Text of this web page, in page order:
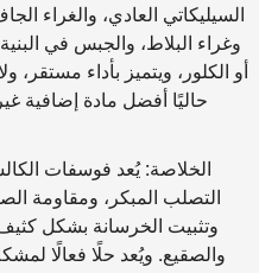
السيليكاتي العادي، والغراء
وغراء البلاط، والجبس في
أو الكلور، ويتميز بأداء مستقر،
حاليًا أفضل مادة إضافية
الخلاصة: يُعد فوسفات
التصلب المبكر، ومقاومة
وتثبيت الخرسانة بشكل
والصقيع. ويُعد حلًا فعالًا